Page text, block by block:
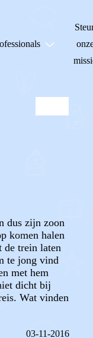
dus zijn zoon
komen halen
de trein laten
te jong vind
met hem
dicht bij
Wat vinden
03-11-2016